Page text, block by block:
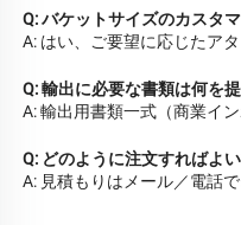
Q: バケットサイズのカスタ
A: はい、ご要望に応じたア
Q: 輸出に必要な書類は何を
A: 輸出用書類一式（商業イ
Q: どのように注文すればよ
A: 見積もりはメール／電話